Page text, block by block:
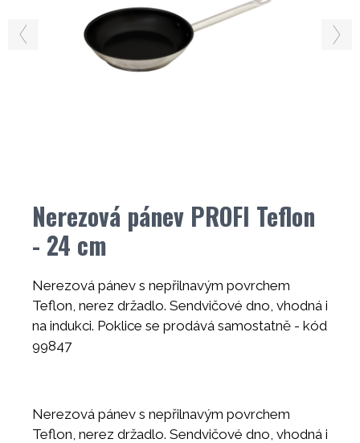
Nerezová pánev PROFI Teflon
- 24 cm
Nerezová pánev s nepřilnavým povrchem
Teflon, nerez držadlo. Sendvičové dno, vhodná i
na indukci. Poklice se prodává samostatně - kód
99847
Nerezová pánev s nepřilnavým povrchem
Teflon, nerez držadlo. Sendvičové dno, vhodná i